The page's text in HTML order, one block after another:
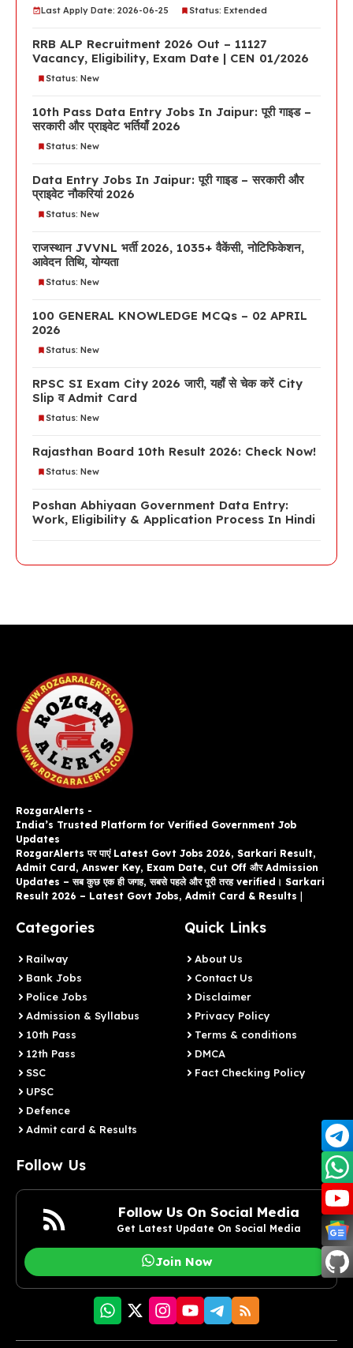
Last Apply Date: 2026-06-25 Status: Extended
RRB ALP Recruitment 2026 Out – 11127
Vacancy, Eligibility, Exam Date | CEN 01/2026
Status: New
10th Pass Data Entry Jobs In Jaipur: पूरी गाइड –
सरकारी और प्राइवेट भर्तियाँ 2026
Status: New
Data Entry Jobs In Jaipur: पूरी गाइड – सरकारी और
प्राइवेट नौकरियां 2026
Status: New
राजस्थान JVVNL भर्ती 2026, 1035+ वैकेंसी, नोटिफिकेशन,
आवेदन तिथि, योग्यता
Status: New
100 GENERAL KNOWLEDGE MCQs – 02 APRIL
2026
Status: New
RPSC SI Exam City 2026 जारी, यहाँ से चेक करें City
Slip व Admit Card
Status: New
Rajasthan Board 10th Result 2026: Check Now!
Status: New
Poshan Abhiyaan Government Data Entry:
Work, Eligibility & Application Process In Hindi
RozgarAlerts -
India’s Trusted Platform for Verified Government Job
Updates
RozgarAlerts पर पाएं Latest Govt Jobs 2026, Sarkari Result,
Admit Card, Answer Key, Exam Date, Cut Off और Admission
Updates – सब कुछ एक ही जगह, सबसे पहले और पूरी तरह verified। Sarkari
Result 2026 – Latest Govt Jobs, Admit Card & Results
Categories
Railway
Bank Jobs
Police Jobs
Admission & Syllabus
10th Pass
12th Pass
SSC
UPSC
Defence
Admit card & Results
Quick Links
About Us
Contact Us
Disclaimer
Privacy Policy
Terms & conditions
DMCA
Fact Checking Policy
Follow Us
Follow Us On Social Media
Get Latest Update On Social Media
Join Now